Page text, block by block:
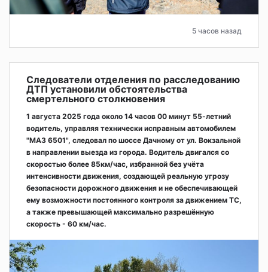
5 часов назад
Следователи отделения по расследованию
ДТП установили обстоятельства
смертельного столкновения
1 августа 2025 года около 14 часов 00 минут 55-летний
водитель, управляя технически исправным автомобилем
"МАЗ 6501", следовал по шоссе Дачному от ул. Вокзальной
в направлении выезда из города. Водитель двигался со
скоростью более 85км/час, избранной без учёта
интенсивности движения, создающей реальную угрозу
безопасности дорожного движения и не обеспечивающей
ему возможности постоянного контроля за движением ТС,
а также превышающей максимально разрешённую
скорость - 60 км/час.